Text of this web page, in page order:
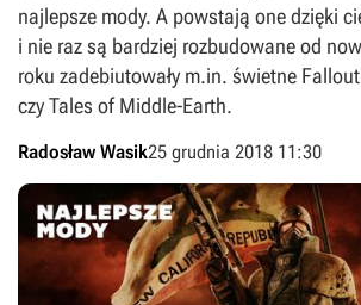
najlepsze mody. A powstają one dzięki
i nie raz są bardziej rozbudowane od
roku zadebiutowały m.in. świetne
czy Tales of Middle-Earth.
Radosław Wasik25 grudnia 2018 11:30